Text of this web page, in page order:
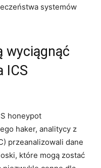
systemów
wyciągnąć
ICS
honeypot
haker, analitycy z
przeanalizowali dane
które mogą zostać